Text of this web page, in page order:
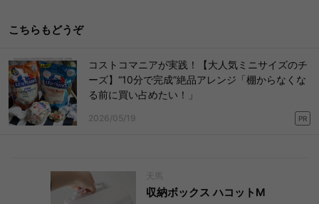
こちらもどうぞ
コストコマニアが実践！【大人気ミニサイズのチ
ーズ】“10分で完成”絶品アレンジ「棚からなくな
る前に買い占めたい！」
2026/05/19 PR
天馬
収納ボックス ハコットM